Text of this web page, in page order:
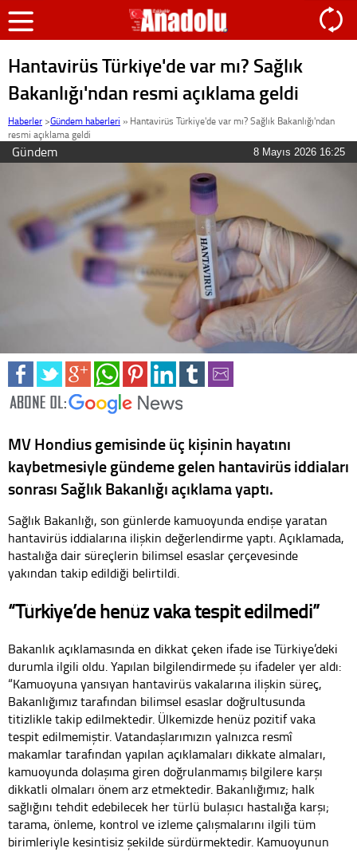
Hantavirüs Türkiye'de var mı? Sağlık
Bakanlığı'ndan resmi açıklama geldi
Haberler >Gündem haberleri » Hantavirüs Türkiye'de var mı? Sağlık Bakanlığı'ndan
resmi açıklama geldi
Gündem 8 Mayıs 2026 16:25
MV Hondius gemisinde üç kişinin hayatını
kaybetmesiyle gündeme gelen hantavirüs iddiaları
sonrası Sağlık Bakanlığı açıklama yaptı.
Sağlık Bakanlığı, son günlerde kamuoyunda endişe yaratan
hantavirüs iddialarına ilişkin değerlendirme yaptı. Açıklamada,
hastalığa dair süreçlerin bilimsel esaslar çerçevesinde
yakından takip edildiği belirtildi.
“Türkiye’de henüz vaka tespit edilmedi”
Bakanlık açıklamasında en dikkat çeken ifade ise Türkiye’deki
durumla ilgili oldu. Yapılan bilgilendirmede şu ifadeler yer aldı:
“Kamuoyuna yansıyan hantavirüs vakalarına ilişkin süreç,
Bakanlığımız tarafından bilimsel esaslar doğrultusunda
titizlikle takip edilmektedir. Ülkemizde henüz pozitif vaka
tespit edilmemiştir. Vatandaşlarımızın yalnızca resmî
makamlar tarafından yapılan açıklamaları dikkate almaları,
kamuoyunda dolaşıma giren doğrulanmamış bilgilere karşı
dikkatli olmaları önem arz etmektedir. Bakanlığımız; halk
sağlığını tehdit edebilecek her türlü bulaşıcı hastalığa karşı;
tarama, önleme, kontrol ve izleme çalışmalarını ilgili tüm
birimleriyle kesintisiz şekilde sürdürmektedir. Kamuoyunun